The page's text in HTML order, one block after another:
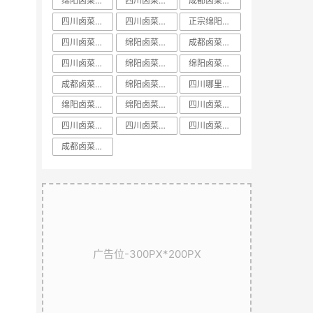
四川卤菜培训方法
四川卤菜基地技术培训学习哪家好
正宗绵阳卤菜培训
四川卤菜培训配方
绵阳卤菜培训学校
成都卤菜培训方法教学
四川卤菜培训排名
绵阳卤菜培训价格
​绵阳卤菜培训排名
成都卤菜培训课程教学
绵阳卤菜培训配方
四川哪里有正宗卤菜学习培训基地
绵阳卤菜培训基地
绵阳卤菜培训机构
​四川卤菜培训学校
​四川卤菜培训课程
​四川卤菜培训技术
​四川卤菜培训哪里好
​成都卤菜培训配方教学
广告位-300PX*200PX